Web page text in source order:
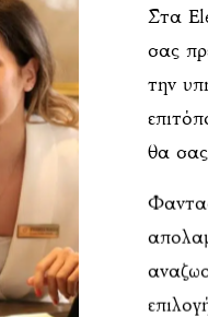
Στα
σας
την
θα σας